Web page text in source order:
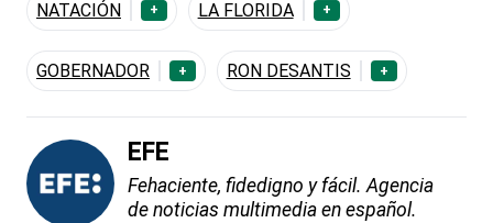
NATACIÓN + LA FLORIDA +
GOBERNADOR + RON DESANTIS +
EFE
Fehaciente, fidedigno y fácil. Agencia
de noticias multimedia en español.